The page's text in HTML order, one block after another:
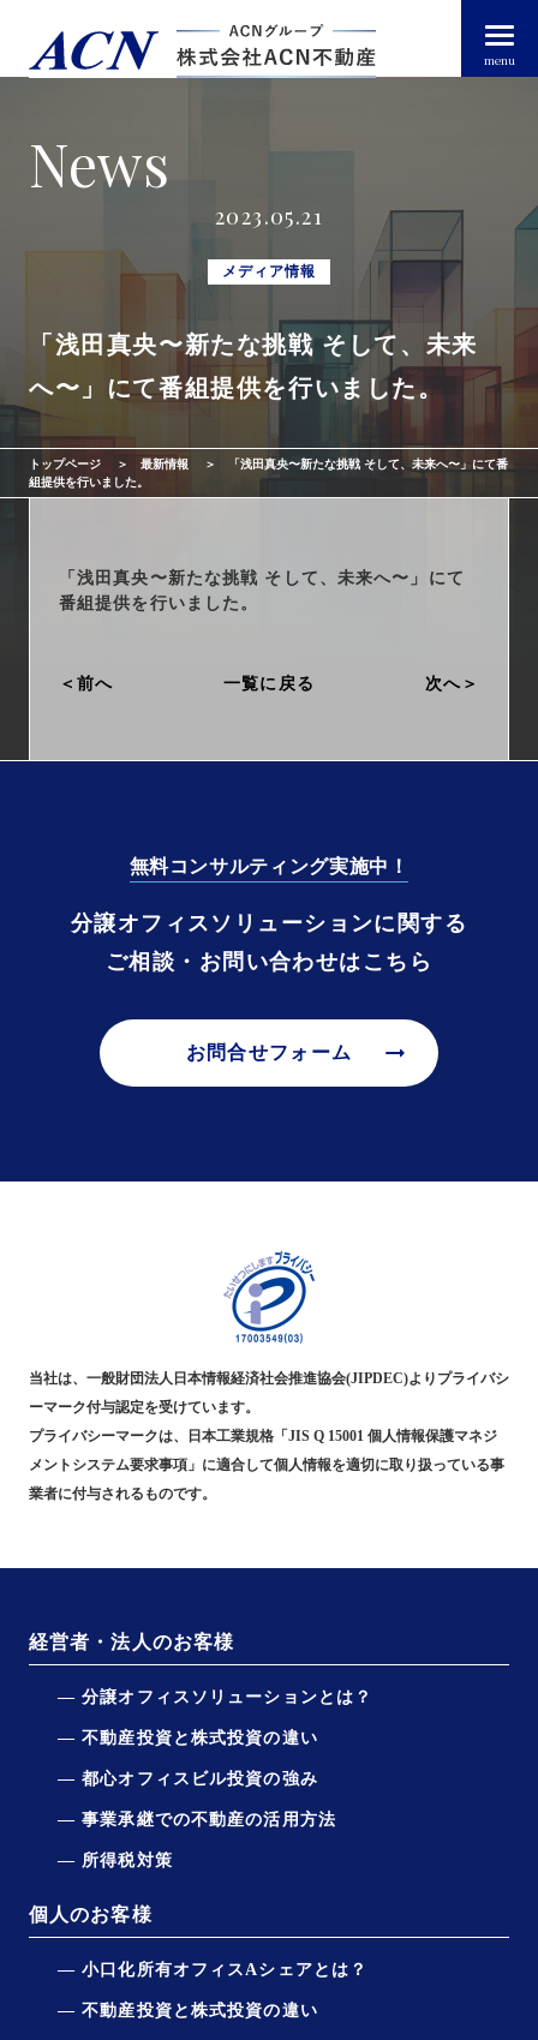
menu
経営者・法人のお客様
個人のお客様
トップページ arrow_right_alt
ACN不動産について
不動産投資ガイド
会社情報 arrow_right_alt
採用情報 arrow_right_alt
プライバシーポリシー
勧誘方針
News
2023.05.21
メディア情報
「浅田真央〜新たな挑戦 そして、未来
へ〜」にて番組提供を行いました。
トップページ 最新情報
「浅田真央〜新たな挑戦 そして、未来へ〜」にて番
組提供を行いました。
「浅田真央〜新たな挑戦 そして、未来へ〜」にて
番組提供を行いました。
前へ 一覧に戻る 次へ
無料コンサルティング実施中！
分譲オフィスソリューションに関する
ご相談・お問い合わせはこちら
お問合せフォーム arrow_right_alt
当社は、一般財団法人日本情報経済社会推進協会(JIPDEC)よりプライバシ
ーマーク付与認定を受けています。
プライバシーマークは、日本工業規格「JIS Q 15001 個人情報保護マネジ
メントシステム要求事項」に適合して個人情報を適切に取り扱っている事
業者に付与されるものです。
経営者・法人のお客様
分譲オフィスソリューションとは？
不動産投資と株式投資の違い
都心オフィスビル投資の強み
事業承継での不動産の活用方法
所得税対策
個人のお客様
小口化所有オフィスAシェアとは？
不動産投資と株式投資の違い